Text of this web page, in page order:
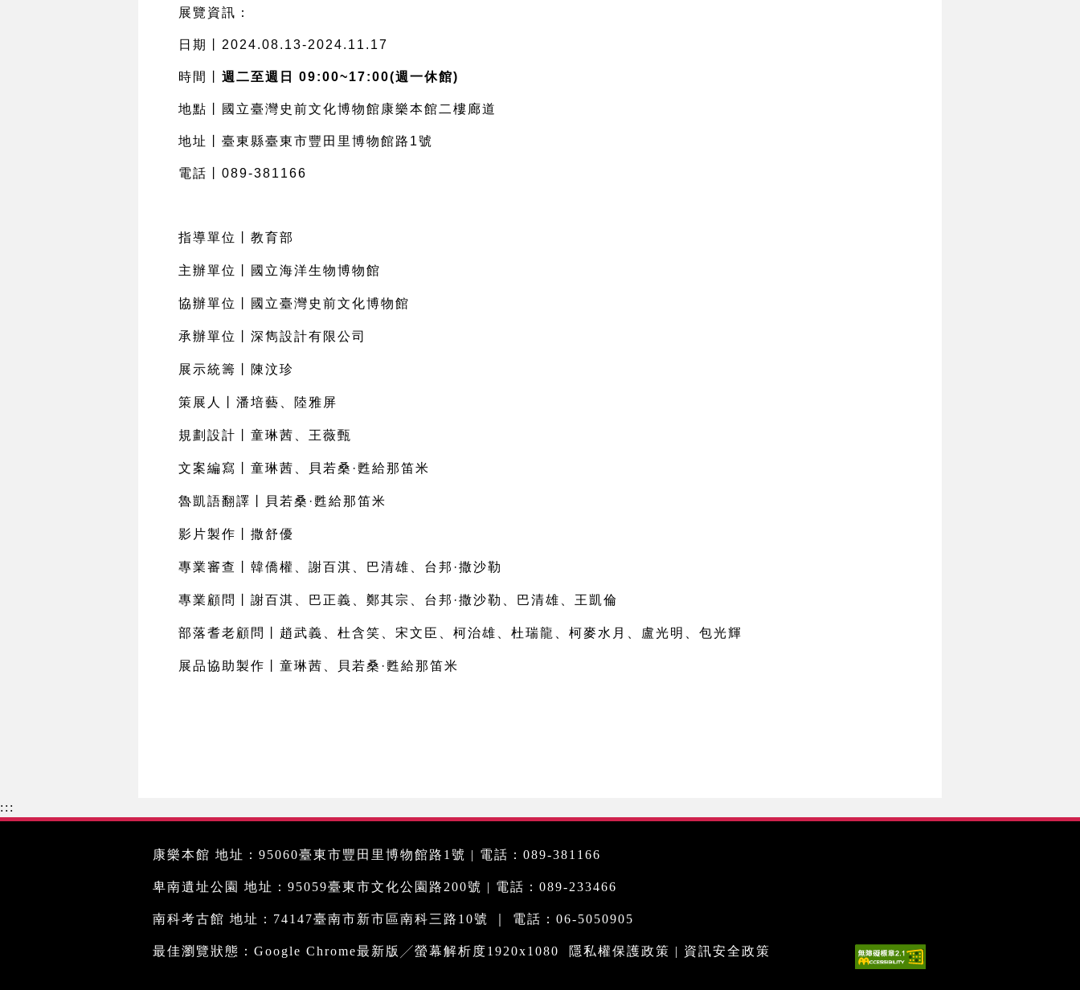
展覽資訊：
日期丨 2024.08.13-2024.11.17
時間丨 週二至週日 09:00~17:00(週一休館)
地點丨國立臺灣史前文化博物館康樂本館二樓廊道
地址丨臺東縣臺東市豐田里博物館路 1號
電話丨 089-381166
指導單位丨教育部
主辦單位丨國立海洋生物博物館
協辦單位丨國立臺灣史前文化博物館
承辦單位丨深雋設計有限公司
展示統籌丨陳汶珍
策展人丨潘培藝、陸雅屏
規劃設計丨童琳茜、王薇甄
文案編寫丨童琳茜、貝若桑 · 甦給那笛米
魯凱語翻譯丨貝若桑 · 甦給那笛米
影片製作丨撒舒優
專業審查丨韓僑權、謝百淇、巴清雄、台邦 ·撒沙勒
專業顧問丨謝百淇、巴正義、鄭其宗、台邦 ·撒沙勒、巴清雄、王凱倫
部落耆老顧問丨趙武義、杜含笑、宋文臣、柯治雄、杜瑞龍、柯麥水月、盧光明、包光輝
展品協助製作丨童琳茜、貝若桑 · 甦給那笛米
:::
康樂本館 地址：95060臺東市豐田里博物館路1號 | 電話：089-381166
卑南遺址公園 地址：95059臺東市文化公園路200號 | 電話：089-233466
南科考古館 地址：74147臺南市新市區南科三路10號 ｜ 電話：06-5050905
最佳瀏覽狀態：Google Chrome最新版╱螢幕解析度1920x1080 隱私權保護政策 | 資訊安全政策